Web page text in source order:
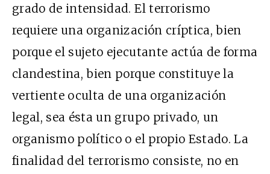
grado de intensidad. El terrorismo
requiere una organización críptica, bien
porque el sujeto ejecutante actúa de forma
clandestina, bien porque constituye la
vertiente oculta de una organización
legal, sea ésta un grupo privado, un
organismo político o el propio Estado. La
finalidad del terrorismo consiste, no en